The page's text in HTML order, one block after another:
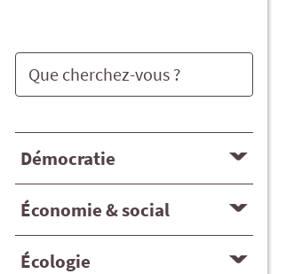
Démocratie
Économie & social
Écologie